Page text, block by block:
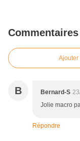
Commentaires
Ajouter
B Bernard-S
Jolie macro
Répondre